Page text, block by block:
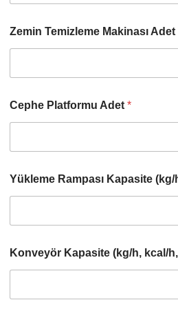
Zemin Temizleme Makinası Adet
Cephe Platformu Adet *
Yükleme Rampası Kapasite (kg/
Konveyör Kapasite (kg/h, kcal/h,